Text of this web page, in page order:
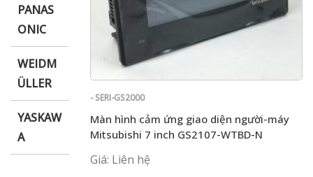
PANAS
ONIC
WEIDM
ÜLLER
YASKAW
A
- SERI-GS2000
Màn hình cảm ứng giao diện người-máy
Mitsubishi 7 inch GS2107-WTBD-N
Giá: Liên hệ